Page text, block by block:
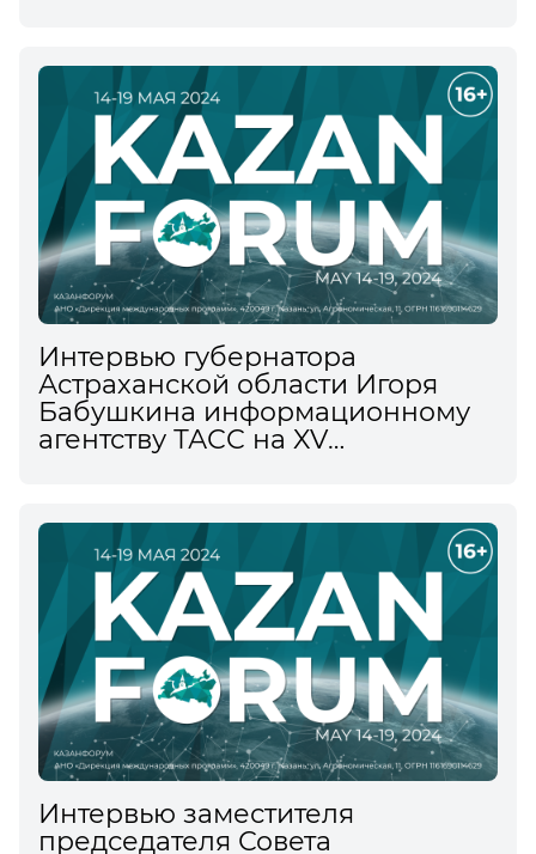
экономическом форуме
Интервью губернатора
Астраханской области Игоря
Бабушкина информационному
агентству ТАСС на XV
Интервью заместителя
председателя Совета